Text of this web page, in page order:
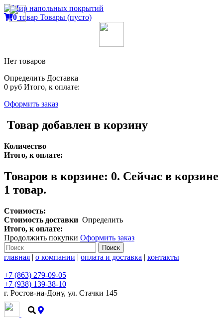
0 товар Товары (пусто)
Нет товаров
Определить Доставка
0 руб Итого, к оплате:
Оформить заказ
Товар добавлен в корзину
Количество
Итого, к оплате:
Товаров в корзине: 0. Сейчас в корзине
1 товар.
Стоимость:
Стоимость доставки Определить
Итого, к оплате:
Продолжить покупки Оформить заказ
Поиск
главная | о компании | оплата и доставка | контакты
+7 (863) 279-09-05
+7 (938) 139-38-10
г. Ростов-на-Дону, ул. Стачки 145